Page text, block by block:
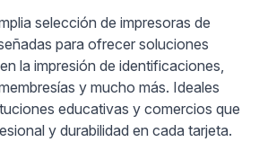
selección de impresoras de
para ofrecer soluciones
la impresión de identificaciones,
y mucho más. Ideales
educativas y comercios que
y durabilidad en cada tarjeta.